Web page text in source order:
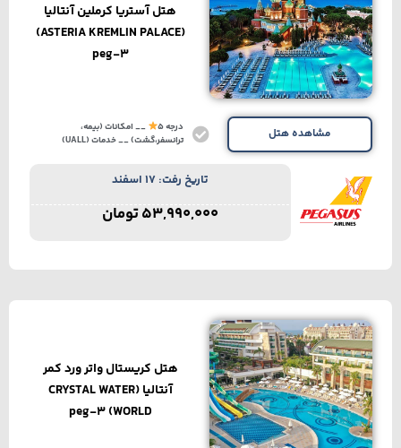
هتل آستریا کرملین آنتالیا
(ASTERIA KREMLIN PALACE)
peg-3
مشاهده هتل درجه 5
__ امکانات (بیمه،
ترانسفر،گشت) __ خدمات (UALL)
تاریخ رفت: 17 اسفند
53,990,000تومان
هتل کریستال واتر ورد کمر
آنتالیا (CRYSTAL WATER
WORLD) peg-3